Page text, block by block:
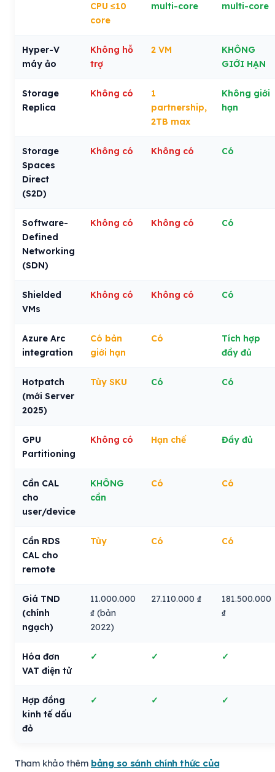
CPU ≤10
core
multi-core
multi-core
Hyper-V
máy ảo
Không hỗ
trợ
2 VM
KHÔNG
GIỚI HẠN
Storage
Replica
Không có
1
partnership,
2TB max
Không giới
hạn
Storage
Spaces
Direct
(S2D)
Không có Không có Có
Software-
Defined
Networking
(SDN)
Không có Không có Có
Shielded
VMs
Không có Không có Có
Azure Arc
integration
Có bản
giới hạn
Có
Tích hợp
đầy đủ
Hotpatch
(mới Server
2025)
Tùy SKU Có Có
GPU
Partitioning
Không có Hạn chế Đầy đủ
Cần CAL
cho
user/device
KHÔNG
cần
Có Có
Cần RDS
CAL cho
remote
Tùy Có Có
Giá TND
(chính
ngạch)
11.000.000
₫ (bản
2022)
27.110.000 ₫
181.500.000
₫
Hóa đơn
VAT điện tử
✓ ✓ ✓
Hợp đồng
kinh tế dấu
đỏ
✓ ✓ ✓
Tham khảo thêm bảng so sánh chính thức của